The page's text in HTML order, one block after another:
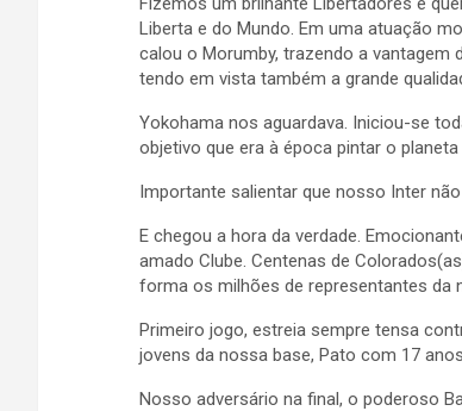
Liberta e do Mundo. Em uma atuação
calou o Morumby, trazendo a
tendo em vista também a grande
Yokohama nos aguardava. Iniciou-se
objetivo que era à época pintar o
Importante salientar que nosso Inter
E chegou a hora da verdade.
amado Clube. Centenas de
forma os milhões de representantes da
Primeiro jogo, estreia sempre tensa
jovens da nossa base, Pato com 17
Nosso adversário na final, o poderoso